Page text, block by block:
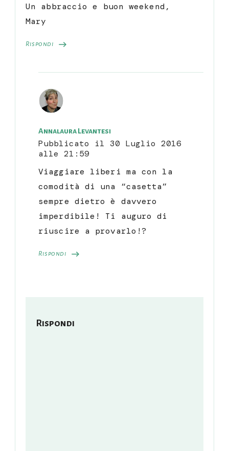
Rispondi
Un abbraccio e buon weekend,
Mary
Annalaura Levantesi
Pubblicato il 30 Luglio 2016
alle 21:59
Rispondi
Viaggiare liberi ma con la
comodità di una “casetta”
sempre dietro è davvero
imperdibile! Ti auguro di
riuscire a provarlo!?
Rispondi